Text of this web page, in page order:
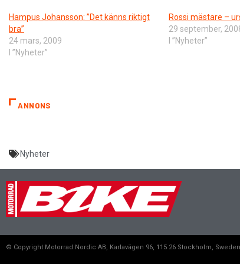
Hampus Johansson: ”Det känns riktigt
bra”
24 mars, 2009
I ”Nyheter”
Rossi mästare –
29 september,
I ”Nyheter”
ANNONS
Nyheter
© Copyright Motorrad Nordic AB, Karlavägen 96, 115 26 Stockholm, Sweden